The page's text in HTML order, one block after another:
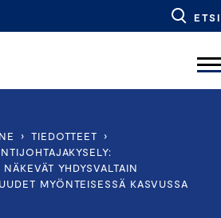
ETSI
› TIEDOTTEET
›
YHDYSVALTAIN
MYÖNTEISESSÄ KASVUSSA